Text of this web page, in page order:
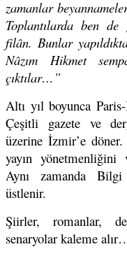
zamanlar
Toplantılarda ben
filân. Bunlar
Nâzım Hikmet
çıktılar…”
Altı yıl boyunca
Çeşitli gazete ve
üzerine İzmir’e
yayın yönetmenliğini
Aynı zamanda Bilgi
üstlenir.
Şiirler, romanlar,
senaryolar kaleme